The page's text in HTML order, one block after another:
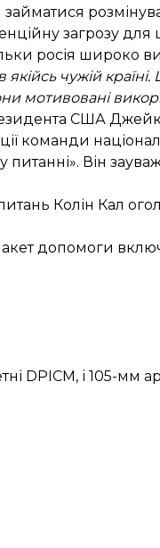
загрозу для
росія широко
чужій країні.
мотивовані
США Джейк
команди
Він
Колін Кал
допомоги
DPICM, і 105-мм